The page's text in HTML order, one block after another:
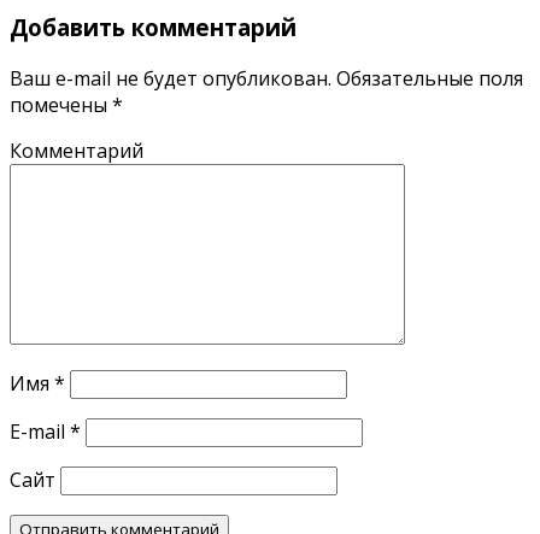
Добавить комментарий
Ваш e-mail не будет опубликован. Обязательные поля
помечены *
Комментарий
Имя *
E-mail *
Сайт